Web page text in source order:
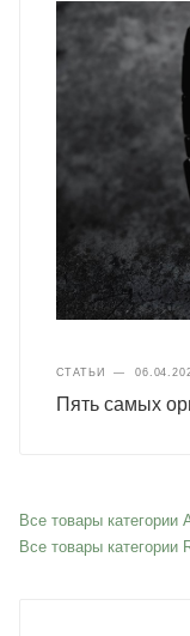
СТАТЬИ —
Пять самых
Все товары категории
Все товары категории